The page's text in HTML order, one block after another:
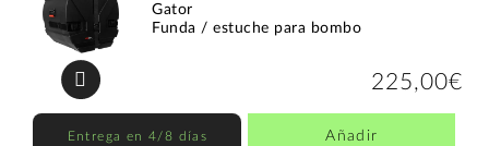
Gator
Funda / estuche para bombo
225,00€
Entrega en 4/8 días Añadir